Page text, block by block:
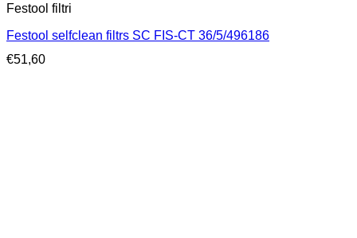
Festool filtri
Festool selfclean filtrs SC FIS-CT 36/5/496186
€51,60